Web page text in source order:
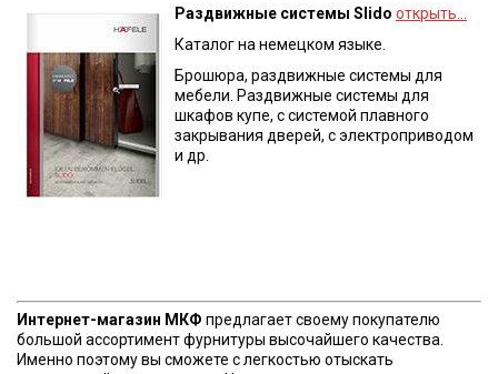
Раздвижные системы Slido открыть…
Каталог на немецком языке.
Брошюра, раздвижные системы для
мебели. Раздвижные системы для
шкафов купе, с системой плавного
закрывания дверей, с электроприводом
и др.
Интернет-магазин МКФ предлагает своему покупателю
большой ассортимент фурнитуры высочайшего качества.
Именно поэтому вы сможете с легкостью отыскать